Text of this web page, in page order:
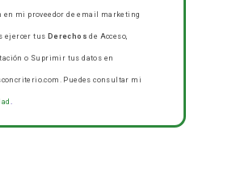
en mi proveedor de email marketing
ejercer tus Derechosde Acceso,
o Suprimir tus datos en
Puedes consultar mi
.